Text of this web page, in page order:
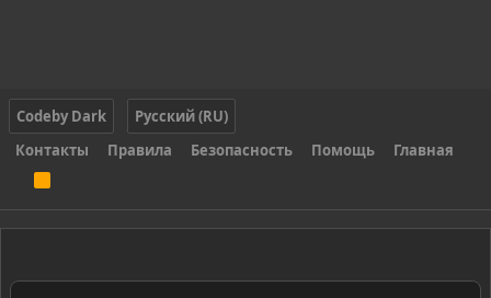
Codeby Dark
Русский (RU)
Контакты
Правила Безопасность Помощь Главная
S